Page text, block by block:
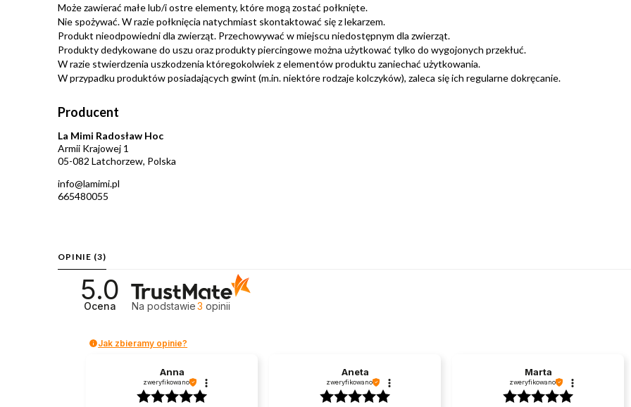
Może zawierać małe lub/i ostre elementy, które mogą zostać połknięte.
Nie spożywać. W razie połknięcia natychmiast skontaktować się z lekarzem.
Produkt nieodpowiedni dla zwierząt. Przechowywać w miejscu niedostępnym dla zwierząt.
Produkty dedykowane do uszu oraz produkty piercingowe można użytkować tylko do wygojonych przekłuć.
W razie stwierdzenia uszkodzenia któregokolwiek z elementów produktu zaniechać użytkowania.
W przypadku produktów posiadających gwint (m.in. niektóre rodzaje kolczyków), zaleca się ich regularne dokręcanie.
Producent
La Mimi Radosław Hoc
Armii Krajowej 1
05-082 Latchorzew, Polska
info@lamimi.pl
665480055
OPINIE (3)
5.0
Ocena Na podstawie3 opinii
Jak zbieramy opinie?
Anna
zweryfikowano
Aneta
zweryfikowano
Marta
zweryfikowano